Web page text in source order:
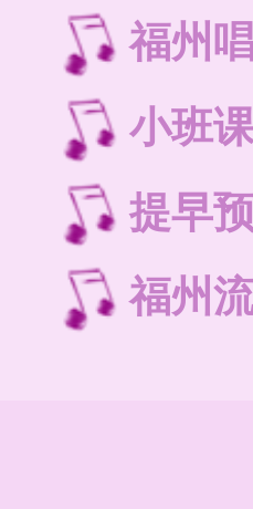
福州
小班
提早
福州